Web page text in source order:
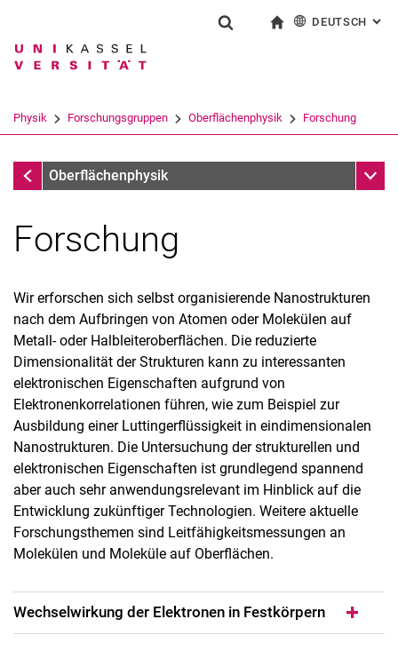
Springe direkt zu: Inhalt
Springe direkt zu: Suche
Springe direkt zu:
Suchbegriff
Suchen (öffnet externen Link in einem
DEUTSCH :
Physik Forschungsgruppen Oberflächenphysik Forschung
Forschungsgruppen
Oberflächenphysik
Experimentelle Methoden
Blick ins STM-Labor
Aktuelle Projekte
Abgeschlossene Projekte
Erfahrungsberichte
Forschung
Wir erforschen sich selbst organisierende Nanostrukturen
nach dem Aufbringen von Atomen oder Molekülen auf
Metall- oder Halbleiteroberflächen. Die reduzierte
Dimensionalität der Strukturen kann zu interessanten
elektronischen Eigenschaften aufgrund von
Elektronenkorrelationen führen, wie zum Beispiel zur
Ausbildung einer Luttingerflüssigkeit in eindimensionalen
Nanostrukturen. Die Untersuchung der strukturellen und
elektronischen Eigenschaften ist grundlegend spannend
aber auch sehr anwendungsrelevant im Hinblick auf die
Entwicklung zukünftiger Technologien. Weitere aktuelle
Forschungsthemen sind Leitfähigkeitsmessungen an
Molekülen und Moleküle auf Oberflächen.
Wechselwirkung der Elektronen in Festkörpern